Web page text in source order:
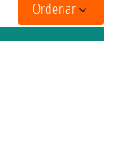
Ordenar